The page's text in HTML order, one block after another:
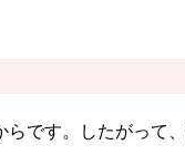
です。したがって